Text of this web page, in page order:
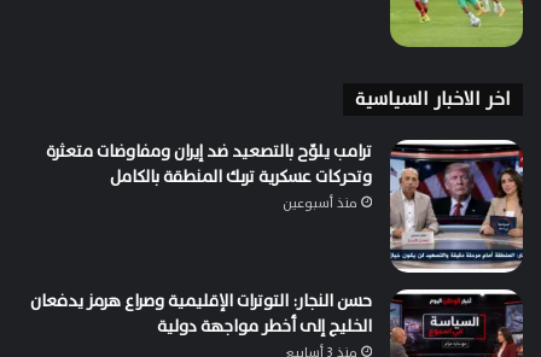
اخر الاخبار السياسية
ترامب يلوّح بالتصعيد ضد إيران ومفاوضات متعثرة
وتحركات عسكرية تربك المنطقة بالكامل
منذ أسبوعين
حسن النجار: التوترات الإقليمية وصراع هرمز يدفعان
الخليج إلى أخطر مواجهة دولية
منذ 3 أسابيع